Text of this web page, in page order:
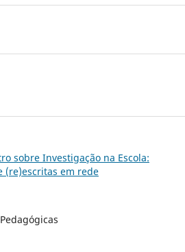
sobre Investigação na Escola:
(re)escritas em rede